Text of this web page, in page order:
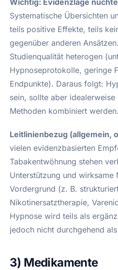
Systematische Übersichten
teils positive Effekte, teils
gegenüber anderen
Studienqualität heterogen
Hypnoseprotokolle, geringe
Endpunkte). Daraus folgt:
sein, sollte aber idealerweise
Methoden kombiniert werden.
Leitlinienbezug (allgemein,
vielen evidenzbasierten
Tabakentwöhnung stehen
Unterstützung und wirksame
Vordergrund (z. B.
Nikotinersatztherapie,
Hypnose wird teils als
jedoch nicht durchgehend
3) Medikamente